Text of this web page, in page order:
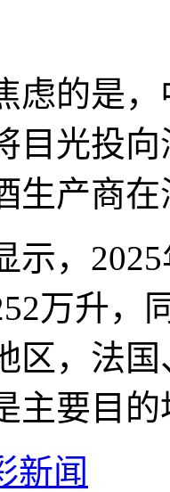
虑的是
目光投
生产商
示，
万升，
区，法
主要目的
新闻